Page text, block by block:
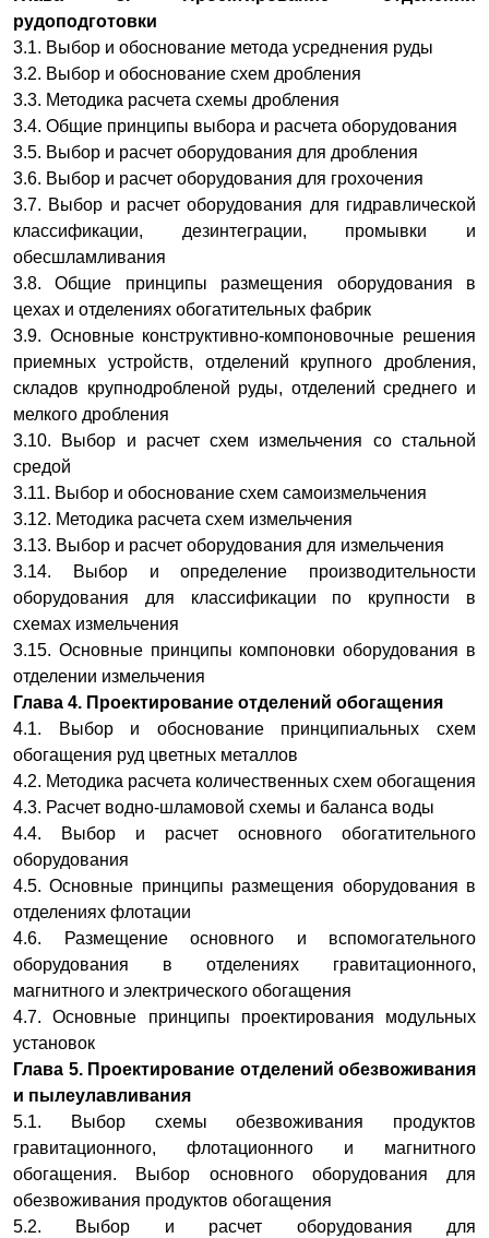
рудоподготовки
3.1. Выбор и обоснование метода усреднения руды
3.2. Выбор и обоснование схем дробления
3.3. Методика расчета схемы дробления
3.4. Общие принципы выбора и расчета оборудования
3.5. Выбор и расчет оборудования для дробления
3.6. Выбор и расчет оборудования для грохочения
3.7. Выбор и расчет оборудования для гидравлической
классификации, дезинтеграции, промывки и
обесшламливания
3.8. Общие принципы размещения оборудования в
цехах и отделениях обогатительных фабрик
3.9. Основные конструктивно-компоновочные решения
приемных устройств, отделений крупного дробления,
складов крупнодробленой руды, отделений среднего и
мелкого дробления
3.10. Выбор и расчет схем измельчения со стальной
средой
3.11. Выбор и обоснование схем самоизмельчения
3.12. Методика расчета схем измельчения
3.13. Выбор и расчет оборудования для измельчения
3.14. Выбор и определение производительности
оборудования для классификации по крупности в
схемах измельчения
3.15. Основные принципы компоновки оборудования в
отделении измельчения
Глава 4. Проектирование отделений обогащения
4.1. Выбор и обоснование принципиальных схем
обогащения руд цветных металлов
4.2. Методика расчета количественных схем обогащения
4.3. Расчет водно-шламовой схемы и баланса воды
4.4. Выбор и расчет основного обогатительного
оборудования
4.5. Основные принципы размещения оборудования в
отделениях флотации
4.6. Размещение основного и вспомогательного
оборудования в отделениях гравитационного,
магнитного и электрического обогащения
4.7. Основные принципы проектирования модульных
установок
Глава 5. Проектирование отделений обезвоживания
и пылеулавливания
5.1. Выбор схемы обезвоживания продуктов
гравитационного, флотационного и магнитного
обогащения. Выбор основного оборудования для
обезвоживания продуктов обогащения
5.2. Выбор и расчет оборудования для